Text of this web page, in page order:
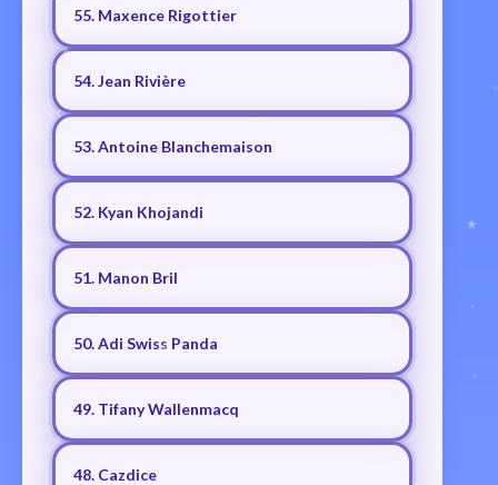
55. Maxence Rigottier
54. Jean Rivière
53. Antoine Blanchemaison
52. Kyan Khojandi
51. Manon Bril
50. Adi Swiss Panda
49. Tifany Wallenmacq
48. Cazdice